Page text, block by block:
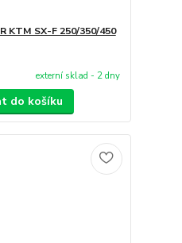
KTM SX-F 250/350/450
externí sklad - 2 dny
do košíku